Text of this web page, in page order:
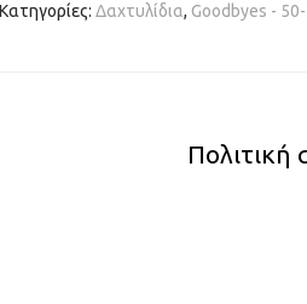
Κατηγορίες: Δαχτυλίδια, Gοοdbyes -